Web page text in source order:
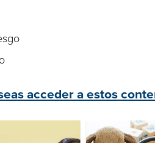
acceder a estos